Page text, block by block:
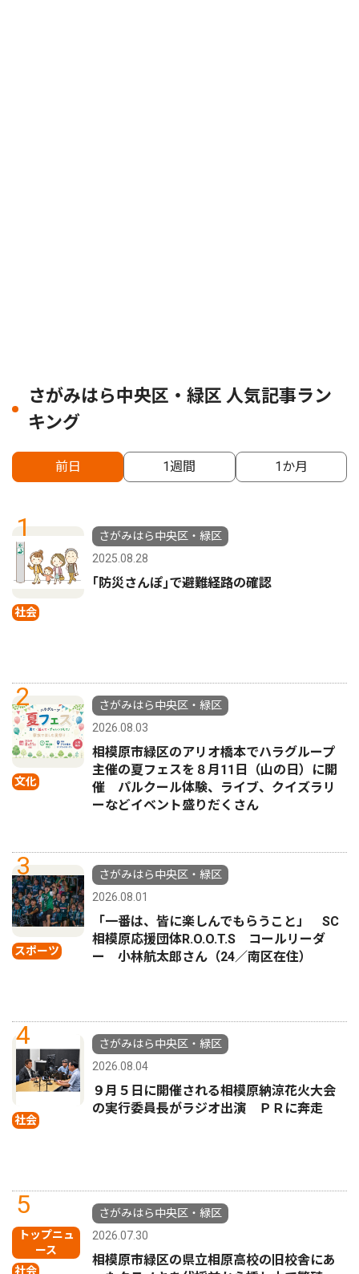
さがみはら中央区・緑区 人気記事ラン
キング
前日 1週間 1か月
1
社会
さがみはら中央区・緑区
2025.08.28
｢防災さんぽ｣で避難経路の確認
2
文化
さがみはら中央区・緑区
2026.08.03
相模原市緑区のアリオ橋本でハラグループ
主催の夏フェスを８月11日（山の日）に開
催 パルクール体験、ライブ、クイズラリ
ーなどイベント盛りだくさん
3
スポーツ
さがみはら中央区・緑区
2026.08.01
「一番は、皆に楽しんでもらうこと」 SC
相模原応援団体R.O.O.T.S コールリーダ
ー 小林航太郎さん（24／南区在住）
4
社会
さがみはら中央区・緑区
2026.08.04
９月５日に開催される相模原納涼花火大会
の実行委員長がラジオ出演 ＰＲに奔走
5
トップニュ
ース
社会
さがみはら中央区・緑区
2026.07.30
相模原市緑区の県立相原高校の旧校舎にあ